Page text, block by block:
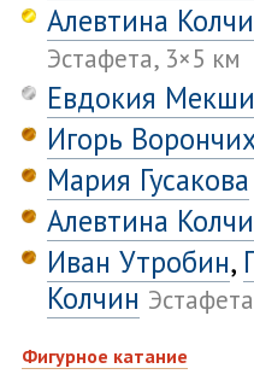
Алевтина
Эстафета, 3×5 км
Евдокия
Игорь
Мария Гусакова
Алевтина
Иван Утробин,
Колчин
Фигурное катание